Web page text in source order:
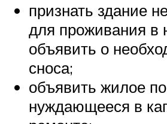
признать здание
для проживания в
объявить о
сноса;
объявить жилое
нуждающееся в